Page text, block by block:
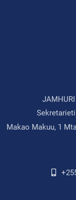
Makao Makuu, 1